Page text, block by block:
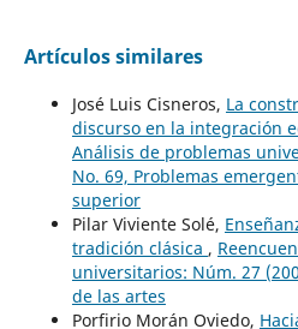
Artículos similares
José Luis Cisneros, La
discurso en la integración
Análisis de problemas
No. 69, Problemas
superior
Pilar Viviente Solé,
tradición clásica ,
universitarios: Núm. 27
de las artes
Porfirio Morán Oviedo,